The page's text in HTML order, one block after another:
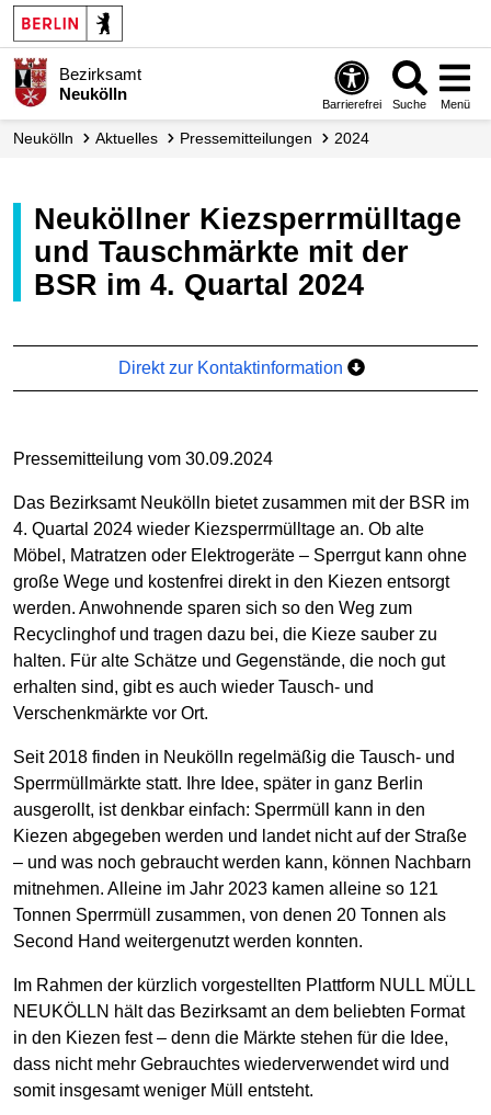
Bezirksamt
Neukölln
Barrierefrei Suche Menü
Neukölln Aktuelles Presse­mitteilungen 2024
Neuköllner Kiezsperrmülltage
und Tauschmärkte mit der
BSR im 4. Quartal 2024
Direkt zur Kontaktinformation
Pressemitteilung vom 30.09.2024
Das Bezirksamt Neukölln bietet zusammen mit der BSR im
4. Quartal 2024 wieder Kiezsperrmülltage an. Ob alte
Möbel, Matratzen oder Elektrogeräte – Sperrgut kann ohne
große Wege und kostenfrei direkt in den Kiezen entsorgt
werden. Anwohnende sparen sich so den Weg zum
Recyclinghof und tragen dazu bei, die Kieze sauber zu
halten. Für alte Schätze und Gegenstände, die noch gut
erhalten sind, gibt es auch wieder Tausch- und
Verschenkmärkte vor Ort.
Seit 2018 finden in Neukölln regelmäßig die Tausch- und
Sperrmüllmärkte statt. Ihre Idee, später in ganz Berlin
ausgerollt, ist denkbar einfach: Sperrmüll kann in den
Kiezen abgegeben werden und landet nicht auf der Straße
– und was noch gebraucht werden kann, können Nachbarn
mitnehmen. Alleine im Jahr 2023 kamen alleine so 121
Tonnen Sperrmüll zusammen, von denen 20 Tonnen als
Second Hand weitergenutzt werden konnten.
Im Rahmen der kürzlich vorgestellten Plattform NULL MÜLL
NEUKÖLLN hält das Bezirksamt an dem beliebten Format
in den Kiezen fest – denn die Märkte stehen für die Idee,
dass nicht mehr Gebrauchtes wiederverwendet wird und
somit insgesamt weniger Müll entsteht.